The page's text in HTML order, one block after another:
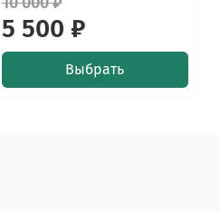
5 500 ₽
Выбрать